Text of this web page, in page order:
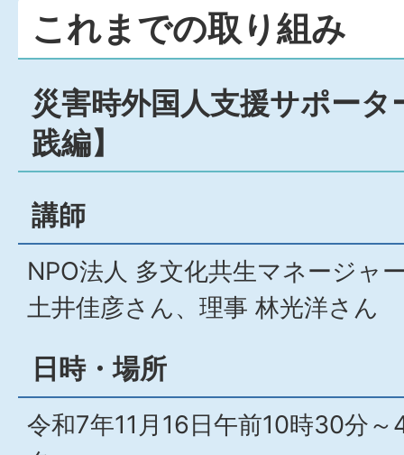
これまでの取り組み
災害時外国人支援サポータ
践編】
講師
NPO法人 多文化共生マネージャ
土井佳彦さん、理事 林光洋さん
日時・場所
令和7年11月16日午前10時30分